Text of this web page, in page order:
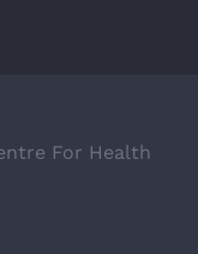
For Health